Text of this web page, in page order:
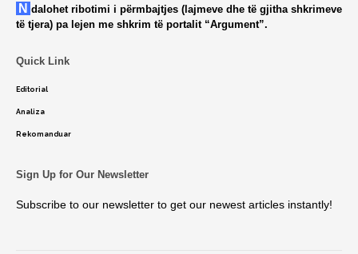
Ndalohet ribotimi i përmbajtjes (lajmeve dhe të gjitha shkrimeve
të tjera) pa lejen me shkrim të portalit “Argument”.
Quick Link
Editorial
Analiza
Rekomanduar
Sign Up for Our Newsletter
Subscribe to our newsletter to get our newest articles instantly!